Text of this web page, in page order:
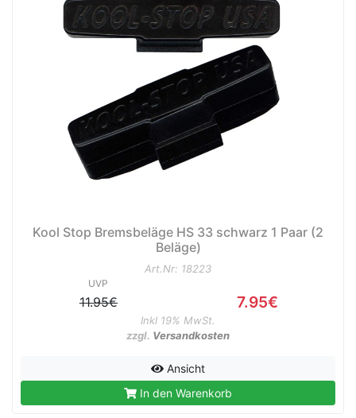
Kool Stop Bremsbeläge HS 33 schwarz 1 Paar (2
Beläge)
Art.Nr: 18223
UVP
11.95€ 7.95€
Inkl 19% MwSt.
zzgl. Versandkosten
Ansicht
In den Warenkorb